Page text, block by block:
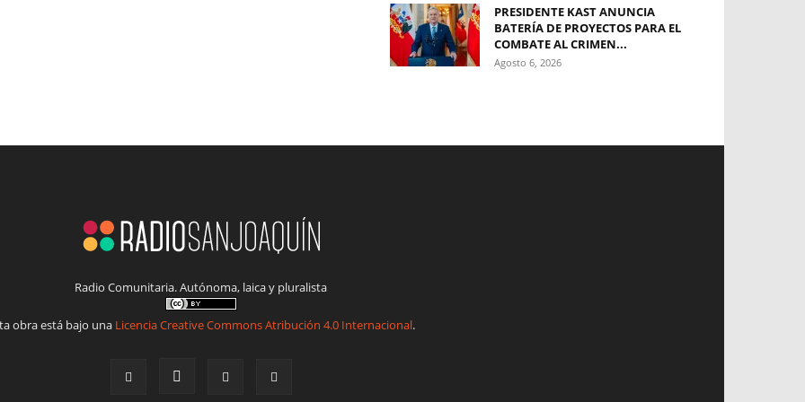
PRESIDENTE KAST ANUNCIA
BATERÍA DE PROYECTOS PARA EL
COMBATE AL CRIMEN...
Agosto 6, 2026
Radio Comunitaria. Autónoma, laica y pluralista
obra está bajo una Licencia Creative Commons Atribución 4.0 Internacional.